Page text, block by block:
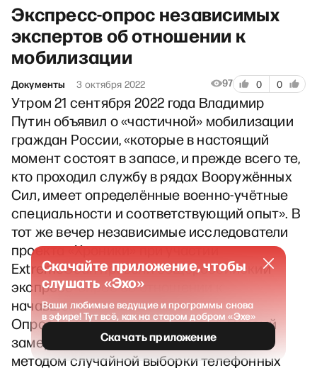
Экспресс-опрос независимых
экспертов об отношении к
мобилизации
Документы 3 октября 2022 97 0 0
Утром 21 сентября 2022 года Владимир
Путин объявил о «частичной» мобилизации
граждан России, «которые в настоящий
момент состоят в запасе, и прежде всего те,
кто проходил службу в рядах Вооружённых
Сил, имеет определённые военно-учётные
специальности и соответствующий опыт». В
тот же вечер независимые исследователи
проекта «Хроники» при участии
ExtremeScan провели общероссийский
экспресс-опрос об отношении к
начавшейся мобилизации.
Опрос проводился в два замера. Первый
замер проходил 21-22 сентября 2022 г.
методом случайной выборки телефонных
Скачайте приложение, чтобы
слушать «Эхо»
Ваши любимые ведущие и программы снова
в эфире! Тут всё, как на старом добром «Эхе»
Скачать приложение